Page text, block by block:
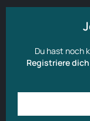
Du hast noch
Registriere